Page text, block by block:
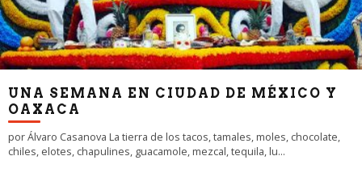
UNA SEMANA EN CIUDAD DE MÉXICO Y
OAXACA
por Álvaro Casanova La tierra de los tacos, tamales, moles, chocolate,
chiles, elotes, chapulines, guacamole, mezcal, tequila, lu...